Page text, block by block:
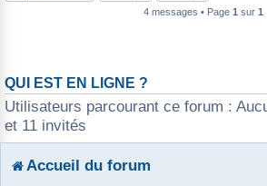
4 messages • Page 1 sur 1
QUI EST EN LIGNE ?
Utilisateurs parcourant ce forum :
et 11 invités
Accueil du forum